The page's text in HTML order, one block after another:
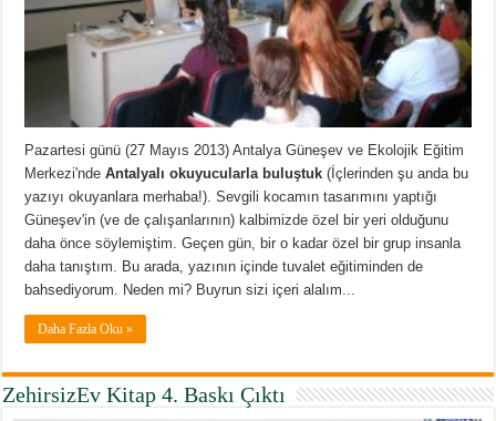
Pazartesi günü (27 Mayıs 2013) Antalya Güneşev ve Ekolojik Eğitim
Merkezi'ndeAntalyalı okuyucularla buluştuk (İçlerinden şu anda bu
yazıyı okuyanlara merhaba!). Sevgili kocamın tasarımını yaptığı
Güneşev'in (ve de çalışanlarının) kalbimizde özel bir yeri olduğunu
daha önce söylemiştim. Geçen gün, bir o kadar özel bir grup insanla
daha tanıştım. Bu arada, yazının içinde tuvalet eğitiminden de
bahsediyorum. Neden mi? Buyrun sizi içeri alalım...
Daha Fazla Oku »
ZehirsizEv Kitap 4. Baskı Çıktı